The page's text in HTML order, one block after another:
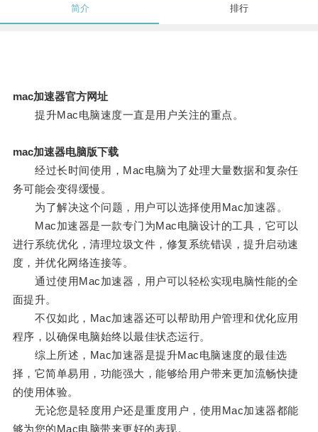
简介 排行
mac加速器官方网址
提升Mac电脑速度一直是用户关注的重点。
mac加速器电脑版下载
经过长时间使用，Mac电脑为了处理大量数据和复杂任
务可能会变得缓慢。
为了解决这个问题，用户可以选择使用Mac加速器。
Mac加速器是一款专门为Mac电脑设计的工具，它可以
进行系统优化，清理垃圾文件，修复系统错误，提升启动速
度，并优化网络连接等。
通过使用Mac加速器，用户可以轻松实现电脑性能的全
面提升。
不仅如此，Mac加速器还可以帮助用户管理和优化应用
程序，以确保电脑始终以最佳状态运行。
综上所述，Mac加速器是提升Mac电脑速度的最佳选
择，它简单易用，功能强大，能够给用户带来更加流畅快捷
的使用体验。
无论您是轻度用户还是重度用户，使用Mac加速器都能
够为您的Mac电脑带来更好的表现。